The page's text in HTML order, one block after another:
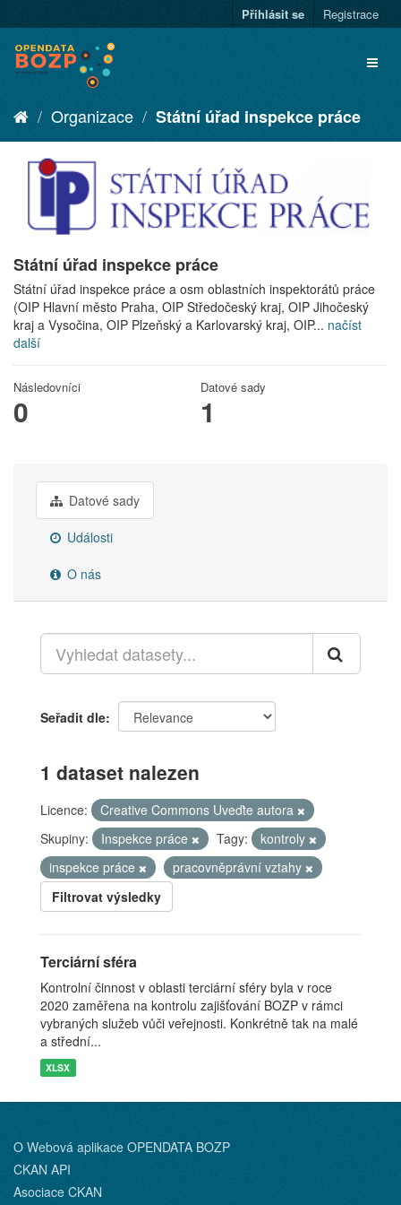
Přihlásit se Registrace
Organizace Státní úřad inspekce práce
Státní úřad inspekce práce
Státní úřad inspekce práce a osm oblastních inspektorátů práce
(OIP Hlavní město Praha, OIP Středočeský kraj, OIP Jihočeský
kraj a Vysočina, OIP Plzeňský a Karlovarský kraj, OIP... načíst
další
Následovníci
0
Datové sady
1
Datové sady
Události
O nás
Seřadit dle
1 dataset nalezen
Licence:
Creative Commons Uveďte autora
Skupiny:
Inspekce práce Tagy:
kontroly
inspekce práce
pracovněprávní vztahy
Filtrovat výsledky
Terciární sféra
Kontrolní činnost v oblasti terciární sféry byla v roce
2020 zaměřena na kontrolu zajišťování BOZP v rámci
vybraných služeb vůči veřejnosti. Konkrétně tak na malé
a střední...
XLSX
O Webová aplikace OPENDATA BOZP
CKAN API
Asociace CKAN